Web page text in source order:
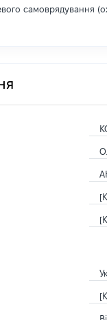
самоврядування